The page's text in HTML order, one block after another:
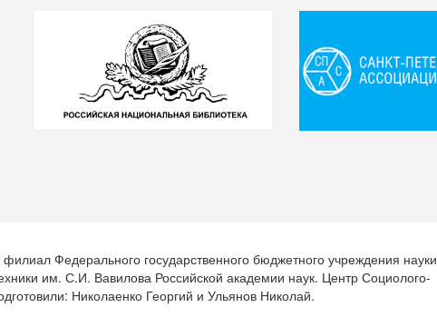
Федерального государственного бюджетного учреждения науки
им. С.И. Вавилова Российской академии наук. Центр Социолого-
Николаенко Георгий и Ульянов Николай.